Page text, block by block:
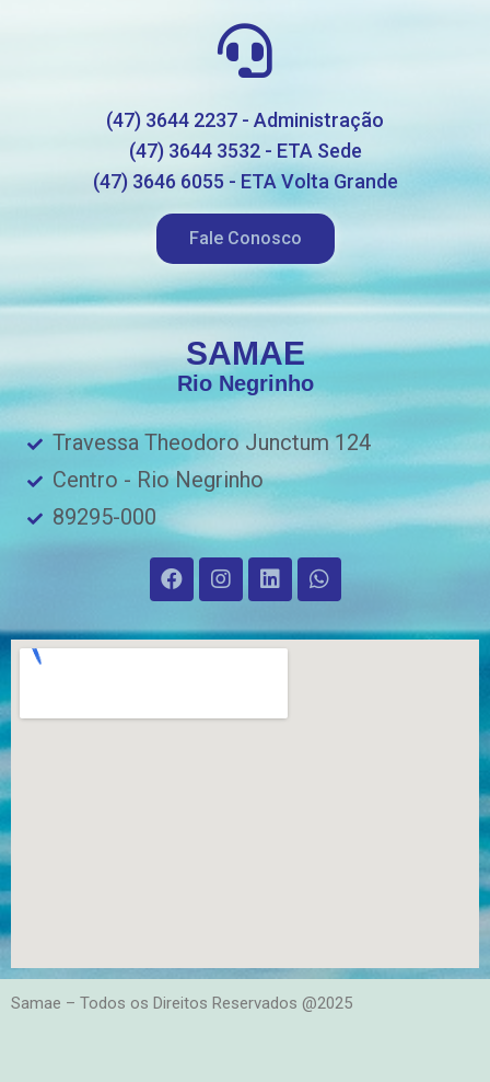
(47) 3644 2237 - Administração
(47) 3644 3532 - ETA Sede
(47) 3646 6055 - ETA Volta Grande
Fale Conosco
SAMAE
Rio Negrinho
Travessa Theodoro Junctum 124
Centro - Rio Negrinho
89295-000
Samae – Todos os Direitos Reservados @2025